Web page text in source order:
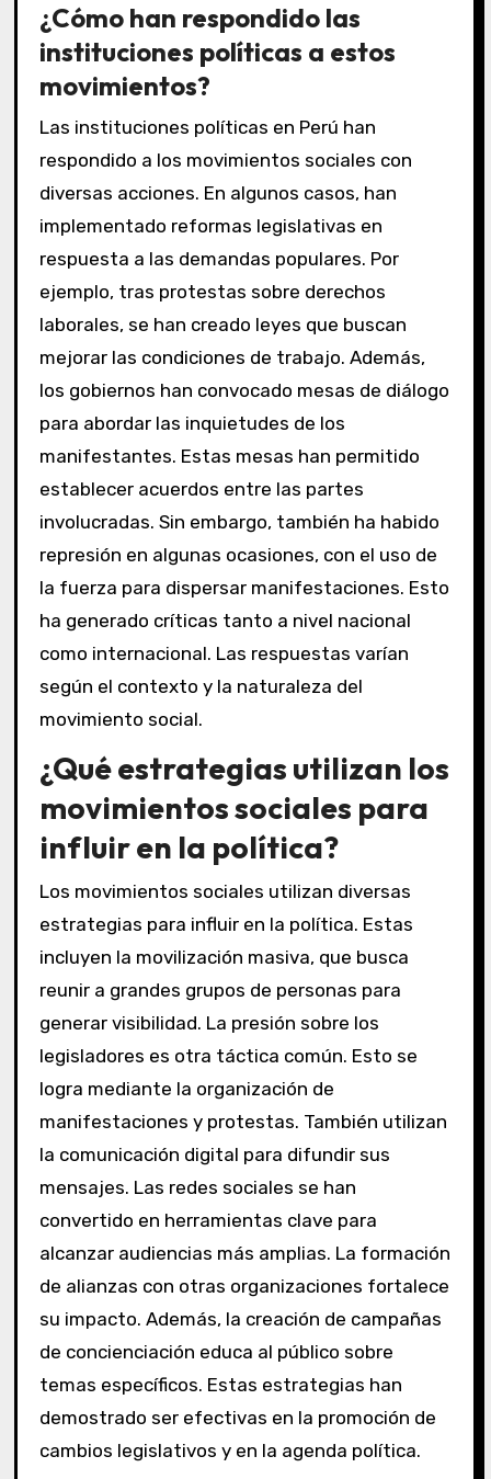
¿Cómo han respondido las
instituciones políticas a estos
movimientos?
Las instituciones políticas en Perú han
respondido a los movimientos sociales con
diversas acciones. En algunos casos, han
implementado reformas legislativas en
respuesta a las demandas populares. Por
ejemplo, tras protestas sobre derechos
laborales, se han creado leyes que buscan
mejorar las condiciones de trabajo. Además,
los gobiernos han convocado mesas de diálogo
para abordar las inquietudes de los
manifestantes. Estas mesas han permitido
establecer acuerdos entre las partes
involucradas. Sin embargo, también ha habido
represión en algunas ocasiones, con el uso de
la fuerza para dispersar manifestaciones. Esto
ha generado críticas tanto a nivel nacional
como internacional. Las respuestas varían
según el contexto y la naturaleza del
movimiento social.
¿Qué estrategias utilizan los
movimientos sociales para
influir en la política?
Los movimientos sociales utilizan diversas
estrategias para influir en la política. Estas
incluyen la movilización masiva, que busca
reunir a grandes grupos de personas para
generar visibilidad. La presión sobre los
legisladores es otra táctica común. Esto se
logra mediante la organización de
manifestaciones y protestas. También utilizan
la comunicación digital para difundir sus
mensajes. Las redes sociales se han
convertido en herramientas clave para
alcanzar audiencias más amplias. La formación
de alianzas con otras organizaciones fortalece
su impacto. Además, la creación de campañas
de concienciación educa al público sobre
temas específicos. Estas estrategias han
demostrado ser efectivas en la promoción de
cambios legislativos y en la agenda política.